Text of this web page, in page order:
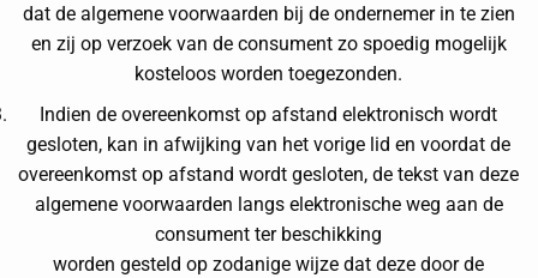
dat de algemene voorwaarden bij de ondernemer in te zien
en zij op verzoek van de consument zo spoedig mogelijk
kosteloos worden toegezonden.
Indien de overeenkomst op afstand elektronisch wordt
gesloten, kan in afwijking van het vorige lid en voordat de
overeenkomst op afstand wordt gesloten, de tekst van deze
algemene voorwaarden langs elektronische weg aan de
consument ter beschikking
worden gesteld op zodanige wijze dat deze door de